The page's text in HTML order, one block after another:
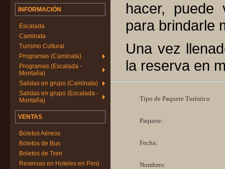
INFORMACIÓN
Escalada
Caminata
Turismo Cultural
Programas (Caminata)
Programas (Escalada -
Montaña)
Salidas en grupo (Caminata)
Salidas en grupo (Escalada -
Montaña)
VENTAS
Boletos Aéreos
Boletos de Bus
Boletos de Tren
Reservas en Hoteles en Perú
hacer, puede
para brindarle
Una vez
la reserva en
Tipo de Paquete Turístico
Paquete:
Fecha:
Nombres: